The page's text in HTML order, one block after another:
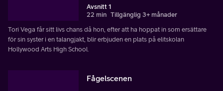
Avsnitt 1
22 min Tillgänglig 3+ månader
Tori Vega får sitt livs chans då hon, efter att ha hoppat in som ersättare
för sin syster i en talangjakt, blir erbjuden en plats på elitskolan
Hollywood Arts High School.
Fågelscenen